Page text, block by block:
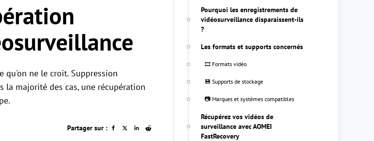
qu'on ne le croit. Suppression
la majorité des cas, une récupération
Partager sur :
Pourquoi les enregistrements de
vidéosurveillance disparaissent-ils
?
Les formats et supports concernés
🎞️ Formats vidéo
💾 Supports de stockage
📷 Marques et systèmes compatibles
Récupérez vos vidéos de
surveillance avec AOMEI
FastRecovery